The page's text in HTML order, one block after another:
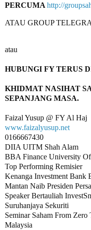
PERCUMA http://
ATAU GROUP
KHIDMAT NASIHAT
www.faizalyusup.net
0166667430
DIIA UITM Shah Alam
BBA Finance University
Top Performing Remisier
Kenanga Investment Bank
Mantan Naib Presiden
Speaker Bertauliah
Suruhanjaya Sekuriti
Seminar Saham From
Malaysia